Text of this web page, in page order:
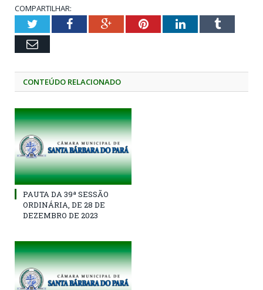
COMPARTILHAR:
TwitterFacebookGoogle+PinterestLinkedInTumblr
Email
CONTEÚDO RELACIONADO
PAUTA DA 39ª SESSÃO
ORDINÁRIA, DE 28 DE
DEZEMBRO DE 2023